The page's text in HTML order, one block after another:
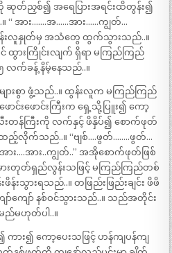
ဆုတ်ညှစ်၍ အရေပြားအရင်းထိတွန်း၍
အား…….အ……အား……ကျွတ်…
န်းလူနှုတ်မှ အသံတွေ ထွက်သွားသည်..။
ားကြိုင်းလျက် ရှိရာ မကြည်ကြည်
က်ခန့် နိမ့်နေသည်..။
းစွာ ဖွံ့သည်..။ ထွန်းလူက မကြည်ကြည်
င်းဖောင်းကြီးက ရှေ့သို့ပြူး၍ ကော့
န်ကြီးကို လက်နှင့် ဖိနှိပ်၍ စောက်ဖုတ်
ည့်လိုက်သည်..။ “ဗျစ်….ဖွတ်……..ဖွတ်…
ား….အား..ကျွတ်..” အအိုစောက်ဖုတ်ဖြစ်
းတုတ်ရှည်လွန်းသဖြင့် မကြည်ကြည်တစ်
းသွားရသည်..။ တဖြည်းဖြည်းချင်း ဖိဖိ
ာ်ကျော် နစ်ဝင်သွားသည်..။ သည်အတိုင်း
ည်မဟုတ်ပါ..။
၍ ကော့ပေးသဖြင့် ဟန်ကျပန်ကျ